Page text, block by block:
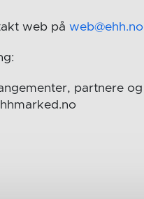
web påweb@ehh.no
partnere